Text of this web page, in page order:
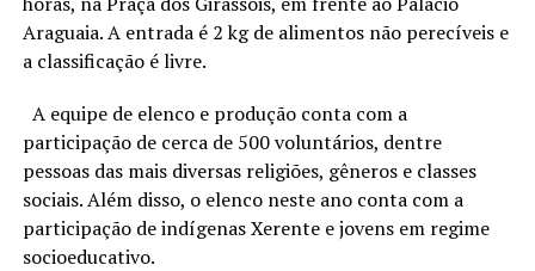
Araguaia. A entrada é 2 kg de alimentos não perecíveis e
a classificação é livre.
A equipe de elenco e produção conta com a
participação de cerca de 500 voluntários, dentre
pessoas das mais diversas religiões, gêneros e classes
sociais. Além disso, o elenco neste ano conta com a
participação de indígenas Xerente e jovens em regime
socioeducativo.